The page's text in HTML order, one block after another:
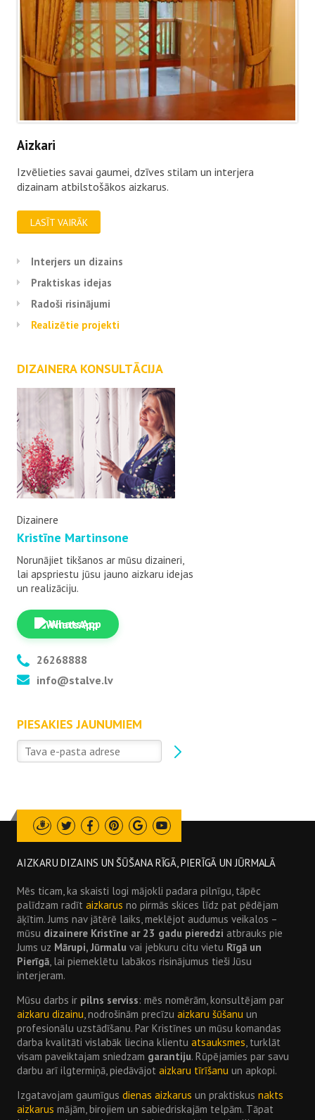
Interjers un dizains
Praktiskas idejas
Radoši risinājumi
Realizētie projekti
DIZAINERA KONSULTĀCIJA
Dizainere
Kristīne Martinsone
Norunājiet tikšanos ar mūsu dizaineri,
lai apspriestu jūsu jauno aizkaru idejas
un realizāciju.
WhatsApp
26268888
info@stalve.lv
PIESAKIES JAUNUMIEM
Aizkari
Izvēlieties savai gaumei, dzīves stilam un interjera
dizainam atbilstošākos aizkarus.
LASĪT VAIRĀK
Draugiem
TwitterFacebookPinterest
GoogleYoutube
AIZKARU DIZAINS UN ŠŪŠANA RĪGĀ, PIERĪGĀ UN JŪRMALĀ
Mēs ticam, ka skaisti logi mājokli padara pilnīgu, tāpēc
palīdzam radītaizkarus no pirmās skices līdz pat pēdējam
āķītim. Jums nav jātērē laiks, meklējot audumus veikalos –
mūsu dizainere Kristīne ar 23 gadu pieredzi atbrauks pie
Jums uz Mārupi, Jūrmalu vai jebkuru citu vietu Rīgā un
Pierīgā, lai piemeklētu labākos risinājumus tieši Jūsu
interjeram.
Mūsu darbs ir pilns serviss: mēs nomērām, konsultējam par
aizkaru dizainu, nodrošinām precīzuaizkaru šūšanu un
profesionālu uzstādīšanu. Par Kristīnes un mūsu komandas
darba kvalitāti vislabāk liecina klientuatsauksmes, turklāt
visam paveiktajam sniedzam garantiju. Rūpējamies par savu
darbu arī ilgtermiņā, piedāvājotaizkaru tīrīšanu un apkopi.
Izgatavojam gaumīgusdienas aizkarus un praktiskusnakts
aizkarus mājām, birojiem un sabiedriskajām telpām. Tāpat